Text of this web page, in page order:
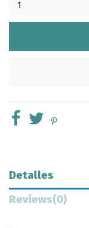
Detalles
Reviews(0)